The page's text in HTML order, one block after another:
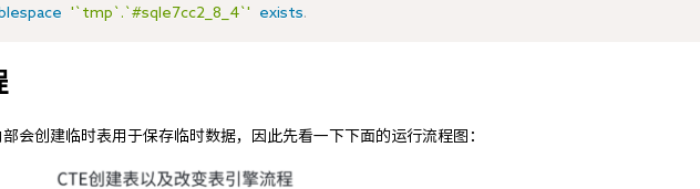
'`tmp`.`#sqle7cc2_8_4`' exists.
会创建临时表用于保存临时数据，因此先看一下下面的运行流程图：